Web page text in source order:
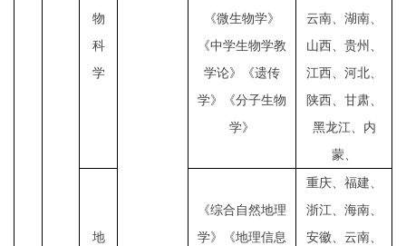
物
科
学
《微生物学》
《中学生物学教
学论》《遗传
学》《分子生物
学》
云南、湖南、
山西、贵州、
江西、河北、
陕西、甘肃、
黑龙江、内
蒙、
地
《综合自然地理
学》《地理信息
重庆、福建、
浙江、海南、
安徽、云南、